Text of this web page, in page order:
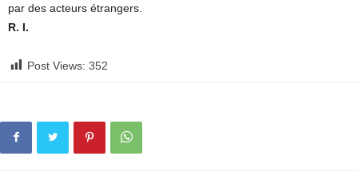
par des acteurs étrangers.
R. I.
Post Views: 352